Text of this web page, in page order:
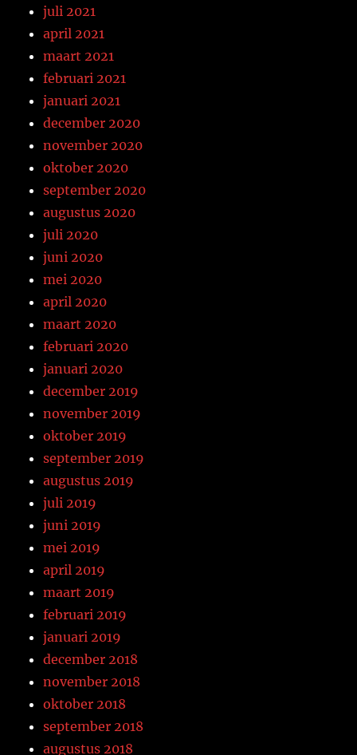
juli 2021
april 2021
maart 2021
februari 2021
januari 2021
december 2020
november 2020
oktober 2020
september 2020
augustus 2020
juli 2020
juni 2020
mei 2020
april 2020
maart 2020
februari 2020
januari 2020
december 2019
november 2019
oktober 2019
september 2019
augustus 2019
juli 2019
juni 2019
mei 2019
april 2019
maart 2019
februari 2019
januari 2019
december 2018
november 2018
oktober 2018
september 2018
augustus 2018